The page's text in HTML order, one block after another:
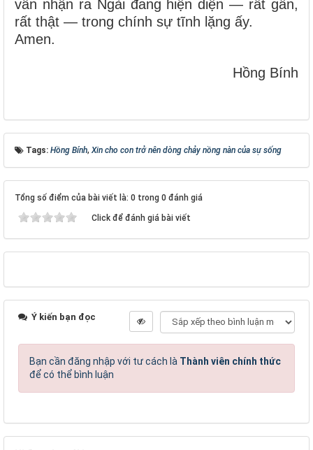
vẫn nhận ra Ngài đang hiện diện — rất gần,
rất thật — trong chính sự tĩnh lặng ấy.
Amen.
Hồng Bính
Tags: Hồng Bính, Xin cho con trở nên dòng chảy nồng nàn của sự sống
Tổng số điểm của bài viết là: 0 trong 0 đánh giá
Click để đánh giá bài viết
Ý kiến bạn đọc
Bạn cần đăng nhập với tư cách là Thành viên chính thức
để có thể bình luận